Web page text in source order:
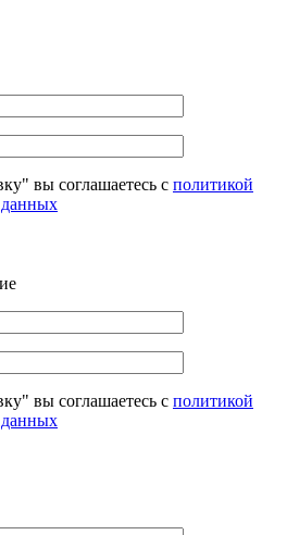
вы соглашаетесь с политикой
данных
вы соглашаетесь с политикой
данных